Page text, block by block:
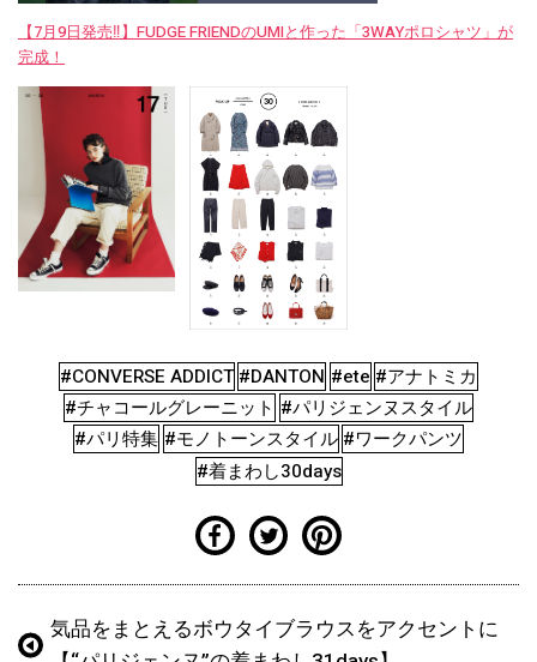
【7月9日発売‼︎】FUDGE FRIENDのUMIと作った「3WAYポロシャツ」が
完成！
#CONVERSE ADDICT #DANTON #ete #アナトミカ
#チャコールグレーニット #パリジェンヌスタイル
#パリ特集 #モノトーンスタイル #ワークパンツ
#着まわし30days
気品をまとえるボウタイブラウスをアクセントに